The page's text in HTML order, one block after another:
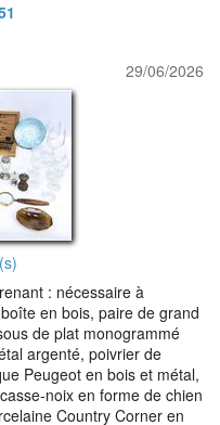
29/06/2026
: nécessaire à
en bois, paire de grand
de plat monogrammé
argenté, poivrier de
Peugeot en bois et métal,
noix en forme de chien
Country Corner en